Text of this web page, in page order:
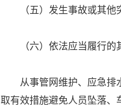
（五）发生事故或其
（六）依法应当履行的
从事管网维护、应急排
取有效措施避免人员坠落、